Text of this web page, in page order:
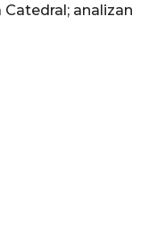
analizan